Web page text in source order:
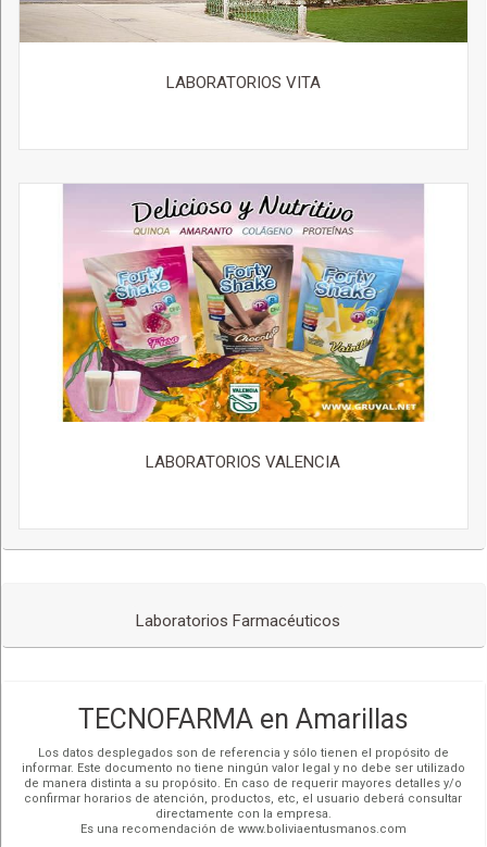
LABORATORIOS VITA
LABORATORIOS VALENCIA
Laboratorios Farmacéuticos
TECNOFARMA en Amarillas
Los datos desplegados son de referencia y sólo tienen el propósito de
informar. Este documento no tiene ningún valor legal y no debe ser utilizado
de manera distinta a su propósito. En caso de requerir mayores detalles y/o
confirmar horarios de atención, productos, etc, el usuario deberá consultar
directamente con la empresa.
Es una recomendación de www.boliviaentusmanos.com